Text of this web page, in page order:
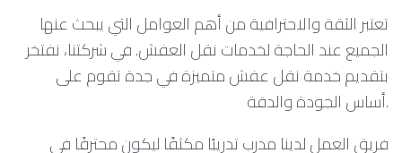
تعتبر الثقة والاحترافية من أهم العوامل التي يبحث عنها
الجميع عند الحاجة لخدمات نقل العفش. في شركتنا، نفتخر
بتقديم خدمة نقل عفش متميزة في جدة تقوم على
أساس الجودة والدقة.